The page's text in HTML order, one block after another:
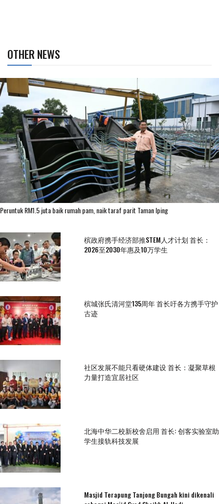
OTHER NEWS
Peruntuk RM1.5 juta baik rumah pam, naik taraf parit Taman Iping
槟政府携手经济部推STEM人才计划 首长：
2026至2030年惠及10万学生
槟城张氏清河堂135周年 首长吁各方携手守护
古迹
社区发展不能只看硬体建设 首长：凝聚草根
力量打造宜居社区
北海中华二校新校舍启用 首长: 创客实验室助
学生接轨科技发展
Masjid Terapung Tanjong Bungah kini dikenali